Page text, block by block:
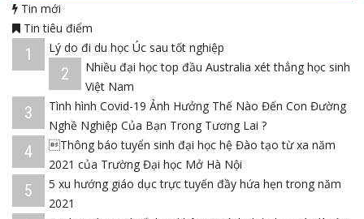
Tin mới
Tin tiêu điểm
1 Lý do đi du học Úc sau tốt nghiệp
2
Nhiều đại học top đầu Australia xét thẳng học sinh
Việt Nam
3
Tình hình Covid-19 Ảnh Hưởng Thế Nào Đến Con Đường
Nghề Nghiệp Của Bạn Trong Tương Lai ?
4
Thông báo tuyển sinh đại học hệ Đào tạo từ xa năm
2021 của Trường Đại học Mở Hà Nội
5
5 xu hướng giáo dục trực tuyến đầy hứa hẹn trong năm
2021